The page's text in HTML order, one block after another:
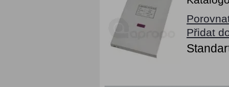
Přidat